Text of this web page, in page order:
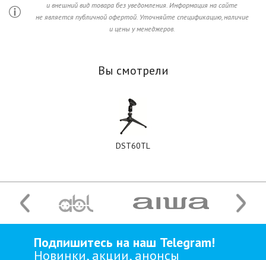
и внешний вид товара без уведомления. Информация на сайте
не является публичной офертой. Уточняйте спецификацию, наличие
и цены у менеджеров.
Вы смотрели
DST60TL
Подпишитесь на наш Telegram!
Новинки, акции, анонсы